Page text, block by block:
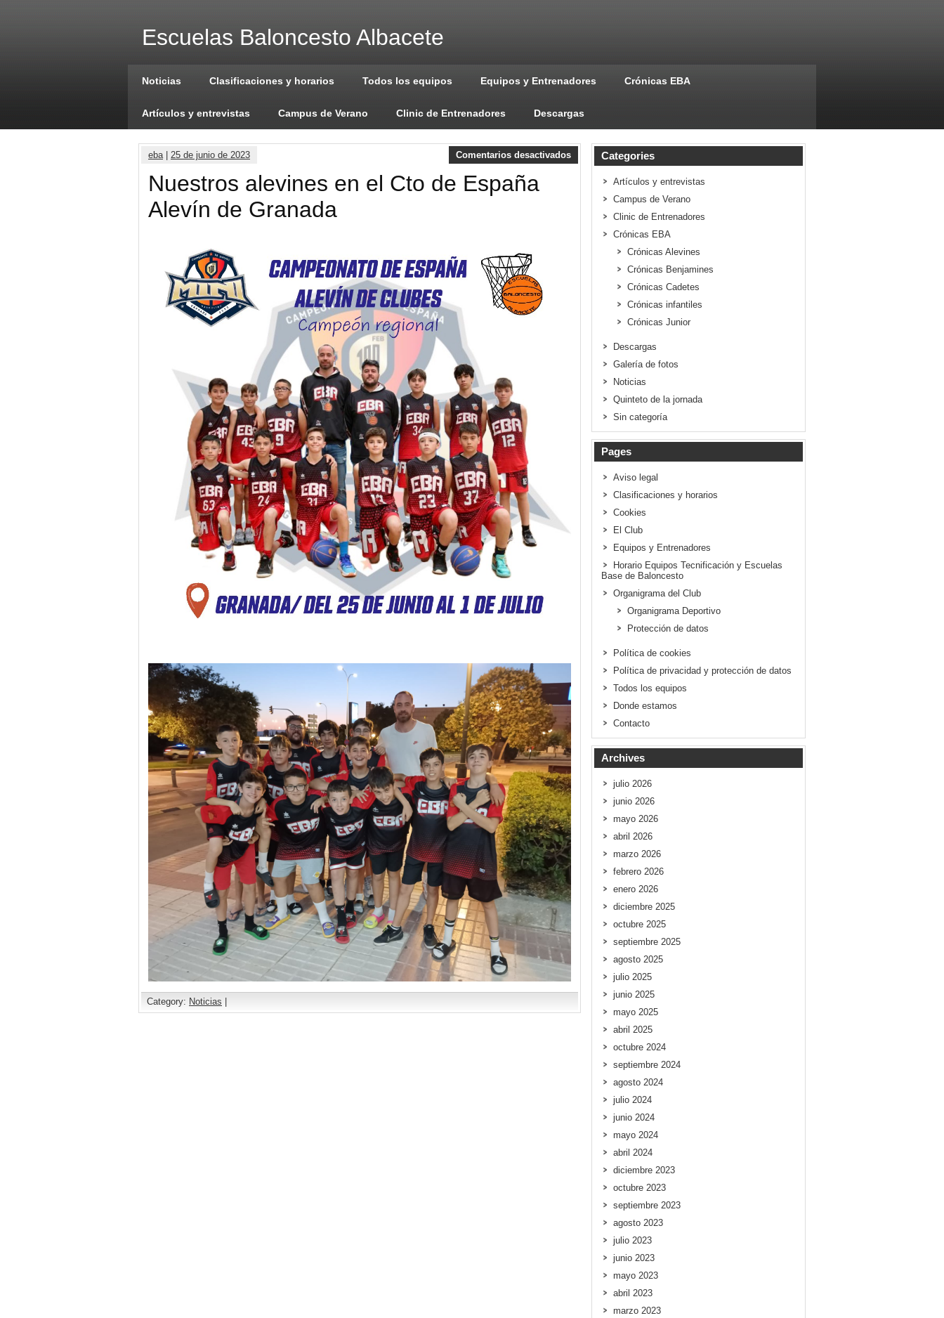
Escuelas Baloncesto Albacete
Noticias Clasificaciones y horarios Todos los equipos Equipos y Entrenadores Crónicas EBA
Artículos y entrevistas Campus de Verano Clinic de Entrenadores Descargas
eba| 25 de junio de 2023 Comentarios desactivados
Nuestros alevines en el Cto de España
Alevín de Granada
Category: Noticias
Categories
Artículos y entrevistas
Campus de Verano
Clinic de Entrenadores
Crónicas EBA
Crónicas Alevines
Crónicas Benjamines
Crónicas Cadetes
Crónicas infantiles
Crónicas Junior
Descargas
Galería de fotos
Noticias
Quinteto de la jornada
Sin categoría
Pages
Aviso legal
Clasificaciones y horarios
Cookies
El Club
Equipos y Entrenadores
Horario Equipos Tecnificación y Escuelas
Base de Baloncesto
Organigrama del Club
Organigrama Deportivo
Protección de datos
Política de cookies
Política de privacidad y protección de datos
Todos los equipos
Donde estamos
Contacto
Archives
julio 2026
junio 2026
mayo 2026
abril 2026
marzo 2026
febrero 2026
enero 2026
diciembre 2025
octubre 2025
septiembre 2025
agosto 2025
julio 2025
junio 2025
mayo 2025
abril 2025
octubre 2024
septiembre 2024
agosto 2024
julio 2024
junio 2024
mayo 2024
abril 2024
diciembre 2023
octubre 2023
septiembre 2023
agosto 2023
julio 2023
junio 2023
mayo 2023
abril 2023
marzo 2023